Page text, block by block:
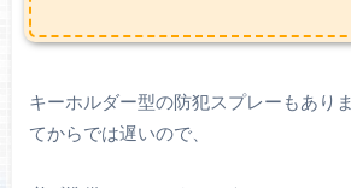
キーホルダー型の防犯スプレーもあり
てからでは遅いので、